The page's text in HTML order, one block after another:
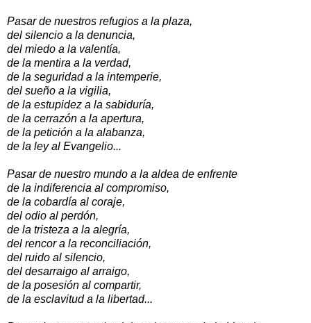
Pasar de nuestros refugios a la plaza,
del silencio a la denuncia,
del miedo a la valentía,
de la mentira a la verdad,
de la seguridad a la intemperie,
del sueño a la vigilia,
de la estupidez a la sabiduría,
de la cerrazón a la apertura,
de la petición a la alabanza,
de la ley al Evangelio...
Pasar de nuestro mundo a la aldea de enfrente
de la indiferencia al compromiso,
de la cobardía al coraje,
del odio al perdón,
de la tristeza a la alegría,
del rencor a la reconciliación,
del ruido al silencio,
del desarraigo al arraigo,
de la posesión al compartir,
de la esclavitud a la libertad...